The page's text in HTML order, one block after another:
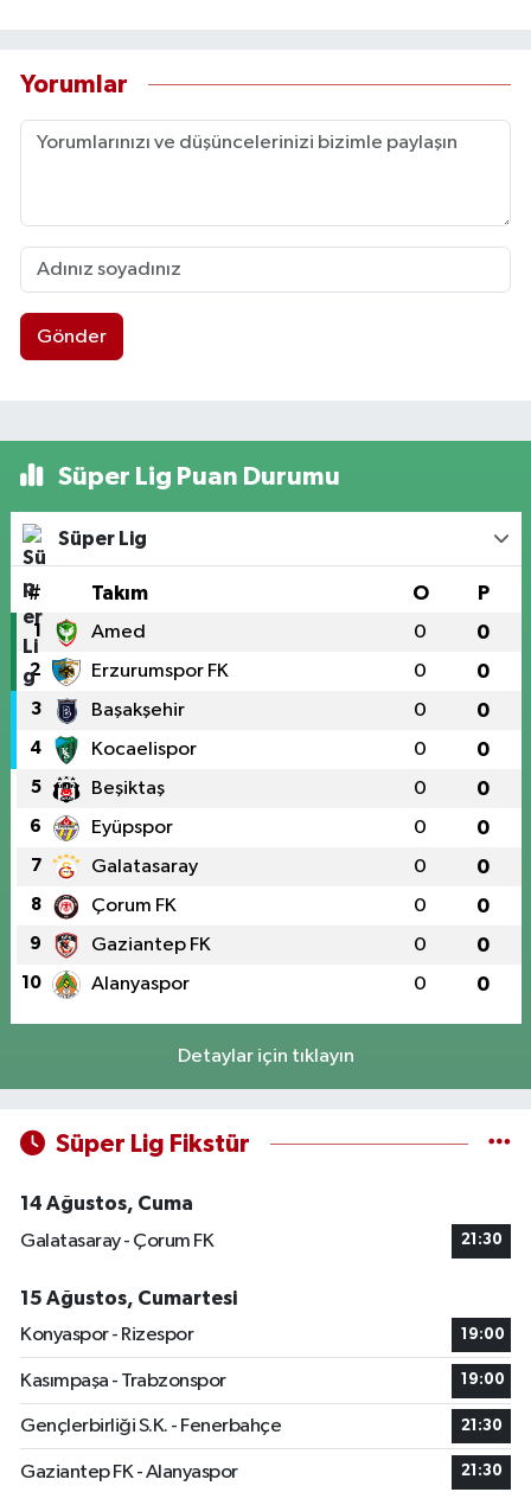
Yorumlar
Gönder
Süper Lig Puan Durumu
Süper Lig
# Takım O P
1 Amed 0 0
2 Erzurumspor FK 0 0
3 Başakşehir 0 0
4 Kocaelispor 0 0
5 Beşiktaş 0 0
6 Eyüpspor 0 0
7 Galatasaray 0 0
8 Çorum FK 0 0
9 Gaziantep FK 0 0
10 Alanyaspor 0 0
Detaylar için tıklayın
Süper Lig Fikstür
14 Ağustos, Cuma
Galatasaray - Çorum FK
21:30
15 Ağustos, Cumartesi
Konyaspor - Rizespor
19:00
Kasımpaşa - Trabzonspor 19:00
Gençlerbirliği S.K. - Fenerbahçe 21:30
Gaziantep FK - Alanyaspor 21:30